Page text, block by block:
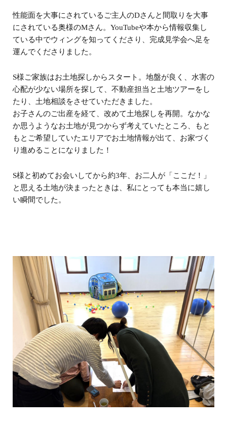
性能面を大事にされているご主人のDさんと間取りを大事
にされている奥様のMさん。YouTubeや本から情報収集し
ている中でウィングを知ってくださり、完成見学会へ足を
運んでくださりました。
S様ご家族はお土地探しからスタート。地盤が良く、水害の
心配が少ない場所を探して、不動産担当と土地ツアーをし
たり、土地相談をさせていただきました。
お子さんのご出産を経て、改めて土地探しを再開。なかな
か思うようなお土地が見つからず考えていたところ、もと
もとご希望していたエリアでお土地情報が出て、お家づく
り進めることになりました！
S様と初めてお会いしてから約3年、お二人が「ここだ！」
と思える土地が決まったときは、私にとっても本当に嬉し
い瞬間でした。